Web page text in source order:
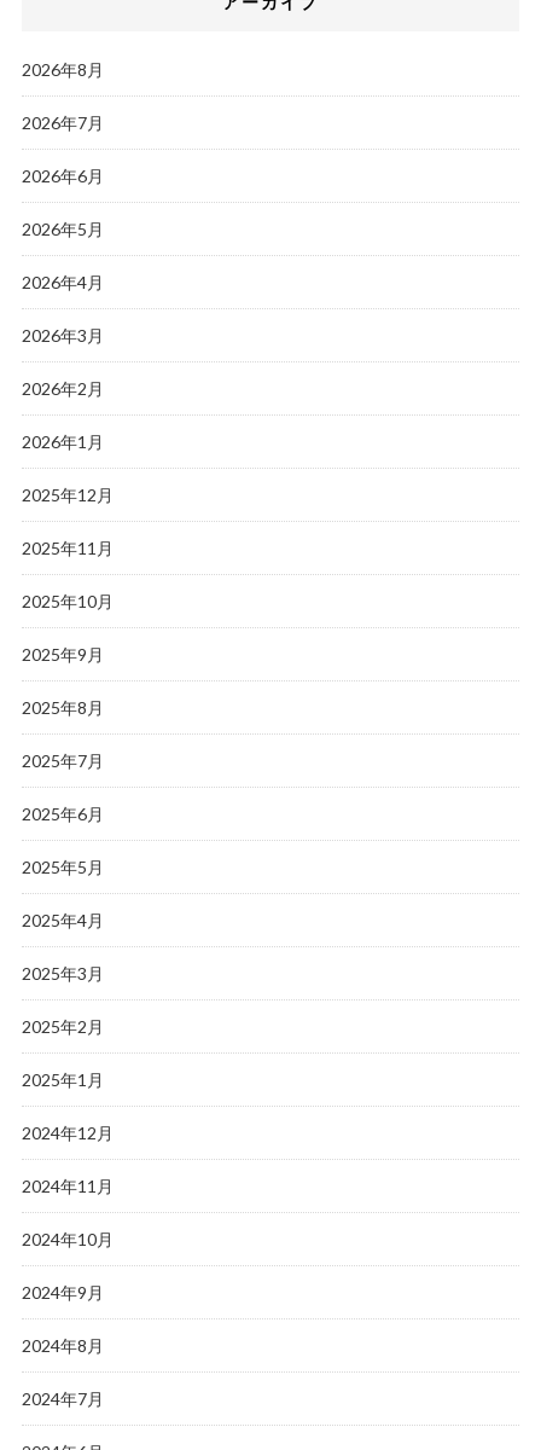
2026年8月
2026年7月
2026年6月
2026年5月
2026年4月
2026年3月
2026年2月
2026年1月
2025年12月
2025年11月
2025年10月
2025年9月
2025年8月
2025年7月
2025年6月
2025年5月
2025年4月
2025年3月
2025年2月
2025年1月
2024年12月
2024年11月
2024年10月
2024年9月
2024年8月
2024年7月